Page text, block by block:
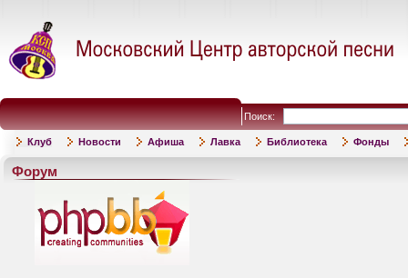
Поиск:
Клуб Новости Афиша Лавка Библиотека Фонды
Форум